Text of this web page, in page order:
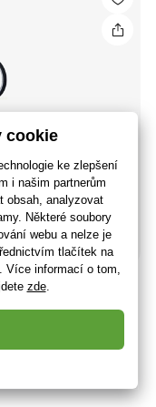
- Girl SNOW